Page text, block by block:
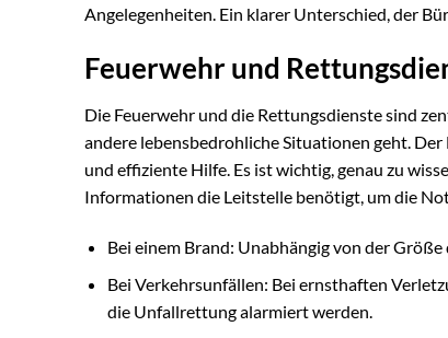
Angelegenheiten. Ein klarer Unterschied, der
Feuerwehr und
Die Feuerwehr und die Rettungsdienste sind
andere lebensbedrohliche Situationen geht.
und effiziente Hilfe. Es ist wichtig, genau zu
Informationen die Leitstelle benötigt, um die
Bei einem Brand: Unabhängig von der
Bei Verkehrsunfällen: Bei ernsthaften
die Unfallrettung alarmiert werden.